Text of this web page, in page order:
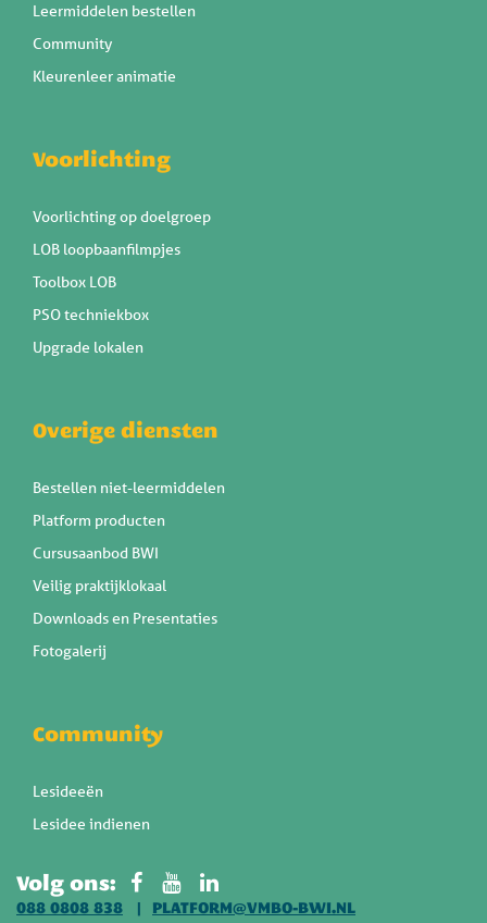
Leermiddelen bestellen
Community
Kleurenleer animatie
Voorlichting
Voorlichting op doelgroep
LOB loopbaanfilmpjes
Toolbox LOB
PSO techniekbox
Upgrade lokalen
Overige diensten
Bestellen niet-leermiddelen
Platform producten
Cursusaanbod BWI
Veilig praktijklokaal
Downloads en Presentaties
Fotogalerij
Community
Lesideeën
Lesidee indienen
Volg ons:
088 0808 838
PLATFORM@VMBO-BWI.NL